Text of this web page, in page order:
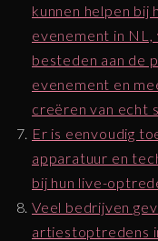
kunnen helpen bij
evenement in
besteden aan de
evenement en
creëren van echt
Er is eenvoudig
apparatuur en
bij hun live-
Veel bedrijven
artiestoptredens